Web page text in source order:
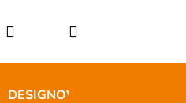
PřihlášeníNákupní
DESIGNOVÝ NÁBYTEK